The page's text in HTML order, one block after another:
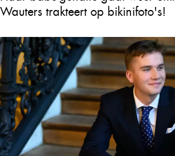
Wauters trakteert op bikinifoto's!